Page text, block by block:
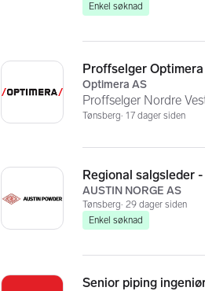
Enkel søknad
Proffselger Optimera
Optimera AS
Proffselger Nordre
Tønsberg 17 dager siden
Regional salgsleder
AUSTIN NORGE AS
Tønsberg 29 dager siden
Enkel søknad
Senior piping